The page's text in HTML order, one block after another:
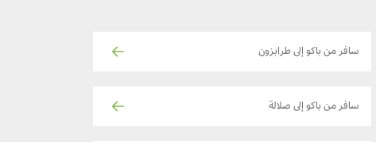
سافر من باكو إلى طرابزون
سافر من باكو إلى صلالة